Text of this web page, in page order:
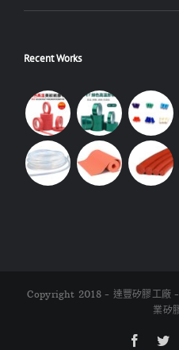
Recent Works
Copyright 2018 - 達豐矽膠工廠 -
業矽